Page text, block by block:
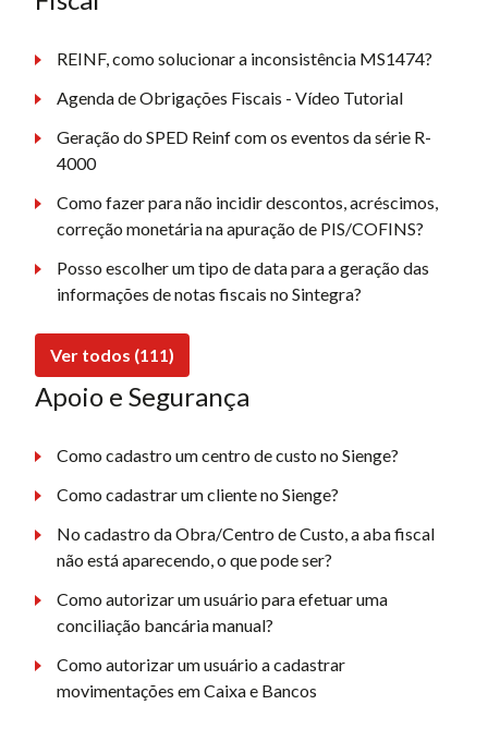
REINF, como solucionar a inconsistência MS1474?
Agenda de Obrigações Fiscais - Vídeo Tutorial
Geração do SPED Reinf com os eventos da série R-
4000
Como fazer para não incidir descontos, acréscimos,
correção monetária na apuração de PIS/COFINS?
Posso escolher um tipo de data para a geração das
informações de notas fiscais no Sintegra?
Ver todos (111)
Apoio e Segurança
Como cadastro um centro de custo no Sienge?
Como cadastrar um cliente no Sienge?
No cadastro da Obra/Centro de Custo, a aba fiscal
não está aparecendo, o que pode ser?
Como autorizar um usuário para efetuar uma
conciliação bancária manual?
Como autorizar um usuário a cadastrar
movimentações em Caixa e Bancos